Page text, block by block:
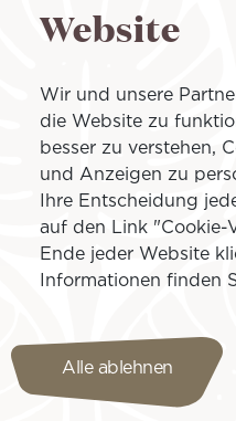
Website
Wir und unsere
die Website zu
besser zu verstehen,
und Anzeigen zu
Ihre Entscheidung
auf den Link "Cookie-
Ende jeder Website
Informationen finden
Alle ablehnen